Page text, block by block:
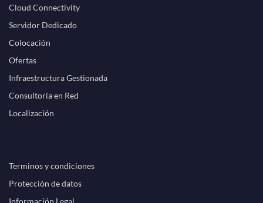
Cloud Connectivity
Servidor Dedicado
Colocación
Ofertas
Infraestructura Gestionada
Consultoría en Red
Localización
Terminos y condiciones
Protección de datos